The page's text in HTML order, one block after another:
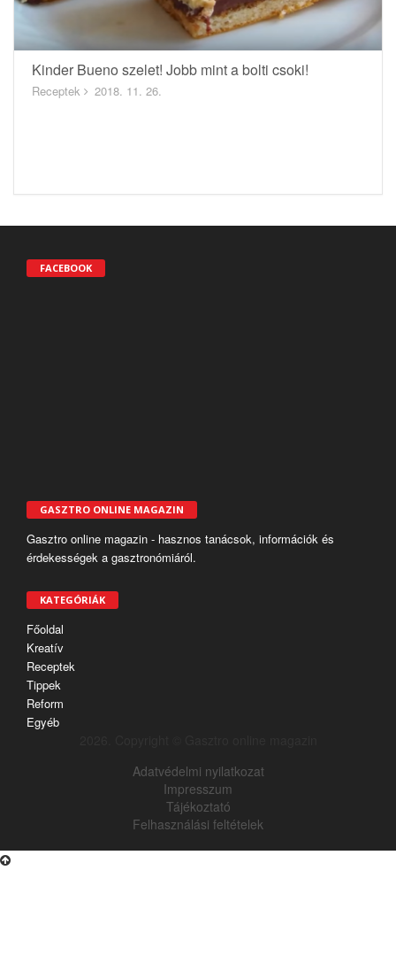
Kinder Bueno szelet! Jobb mint a bolti csoki!
Receptek 2018. 11. 26.
FACEBOOK
GASZTRO ONLINE MAGAZIN
Gasztro online magazin - hasznos tanácsok, információk és
érdekességek a gasztronómiáról.
KATEGÓRIÁK
Főoldal
Kreatív
Receptek
Tippek
Reform
Egyéb
Adatvédelmi nyilatkozat
Impresszum
Tájékoztató
Felhasználási feltételek